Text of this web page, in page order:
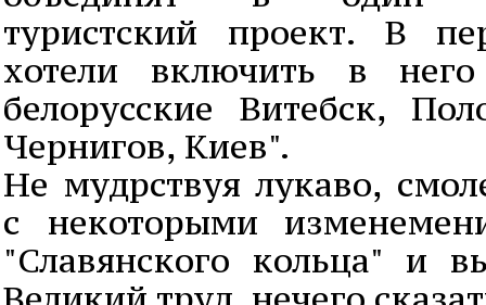
туристский проект. В
хотели включить в него
белорусские Витебск,
Чернигов, Киев".
Не мудрствуя лукаво,
с некоторыми
"Славянского кольца" и